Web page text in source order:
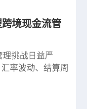
境现金流管
挑战日益严
率波动、结算周